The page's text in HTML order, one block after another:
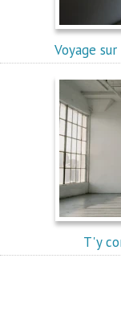
Voyage
T'y